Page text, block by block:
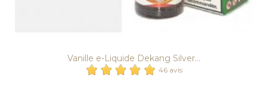
Vanille e-Liquide Dekang Silver...
46 avis